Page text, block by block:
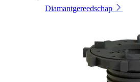
Diamantgereedschap